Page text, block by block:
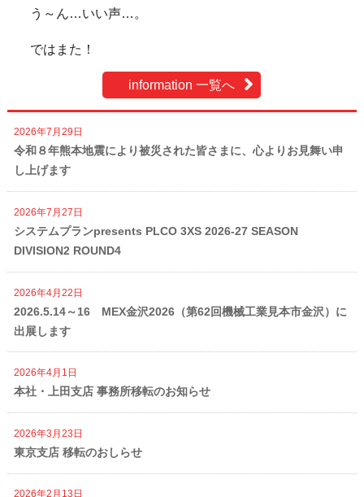
う～ん…いい声…。
ではまた！
information 一覧へ
2026年7月29日
令和８年熊本地震により被災された皆さまに、心よりお見舞い申
し上げます
2026年7月27日
システムプランpresents PLCO 3XS 2026-27 SEASON
DIVISION2 ROUND4
2026年4月22日
2026.5.14～16 MEX金沢2026（第62回機械工業見本市金沢）に
出展します
2026年4月1日
本社・上田支店 事務所移転のお知らせ
2026年3月23日
東京支店 移転のおしらせ
2026年2月13日